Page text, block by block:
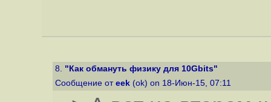
8. "Как обмануть физику для 10Gbits"
Сообщение от eek (ok) on 18-Июн-15, 07:11